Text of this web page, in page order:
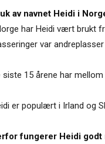
av navnet Heidi i
har Heidi vært brukt
var andreplasser
siste 15 årene har
er populært i Irland og
fungerer Heidi godt